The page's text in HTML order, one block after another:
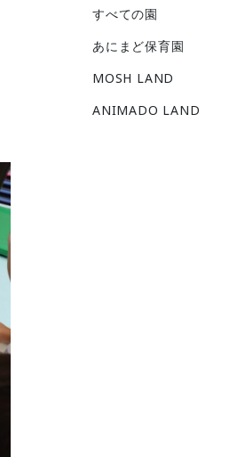
すべての園
あにまど保育園
MOSH LAND
ANIMADO LAND